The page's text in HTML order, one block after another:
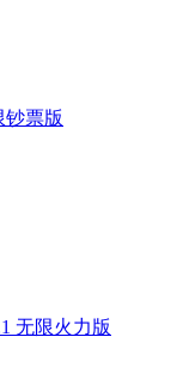
钞票版
无限火力版